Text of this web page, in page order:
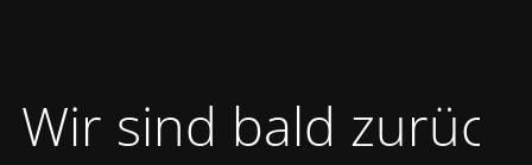
Wir sind bald zurück